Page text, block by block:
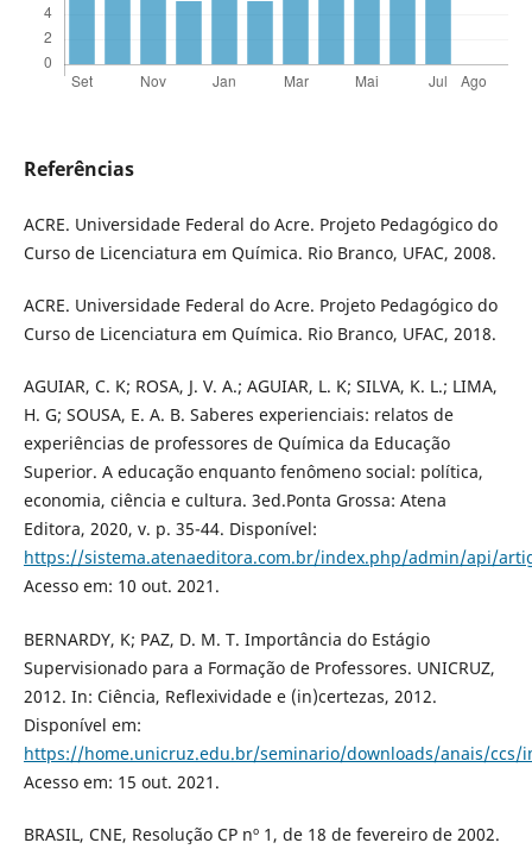
Referências
ACRE. Universidade Federal do Acre. Projeto Pedagógico do
Curso de Licenciatura em Química. Rio Branco, UFAC, 2008.
ACRE. Universidade Federal do Acre. Projeto Pedagógico do
Curso de Licenciatura em Química. Rio Branco, UFAC, 2018.
AGUIAR, C. K; ROSA, J. V. A.; AGUIAR, L. K; SILVA, K. L.; LIMA,
H. G; SOUSA, E. A. B. Saberes experienciais: relatos de
experiências de professores de Química da Educação
Superior. A educação enquanto fenômeno social: política,
economia, ciência e cultura. 3ed.Ponta Grossa: Atena
Editora, 2020, v. p. 35-44. Disponível:
https://sistema.atenaeditora.com.br/index.php/admin/api/
Acesso em: 10 out. 2021.
BERNARDY, K; PAZ, D. M. T. Importância do Estágio
Supervisionado para a Formação de Professores. UNICRUZ,
2012. In: Ciência, Reflexividade e (in)certezas, 2012.
Disponível em:
https://home.unicruz.edu.br/seminario/downloads/anais/ccs/
Acesso em: 15 out. 2021.
BRASIL, CNE, Resolução CP nº 1, de 18 de fevereiro de 2002.